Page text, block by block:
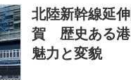
北陸新幹線延
賀 歴史ある
魅力と変貌